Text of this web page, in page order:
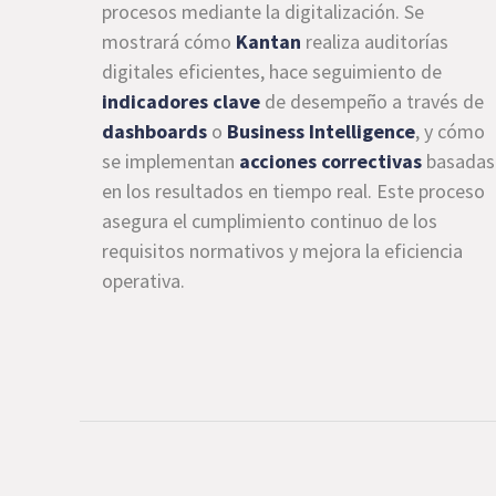
procesos mediante la digitalización. Se
mostrará cómo Kantan realiza auditorías
digitales eficientes, hace seguimiento de
indicadores clave de desempeño a través de
dashboards o Business Intelligence, y cómo
se implementan acciones correctivas basadas
en los resultados en tiempo real. Este proceso
asegura el cumplimiento continuo de los
requisitos normativos y mejora la eficiencia
operativa.